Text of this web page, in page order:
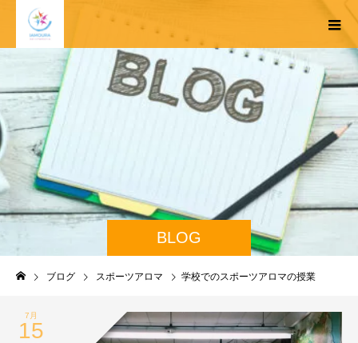
BLOG
ブログ スポーツアロマ 学校でのスポーツアロマの授業
7月
15